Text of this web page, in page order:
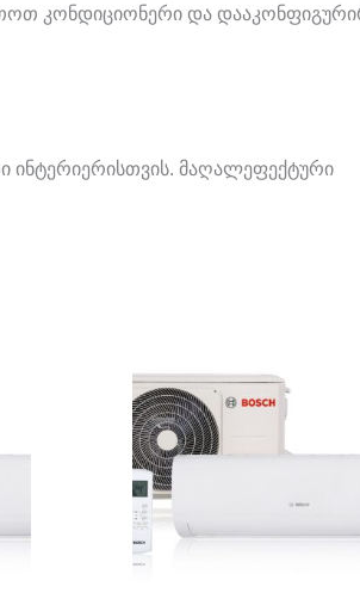
კონდიციონერი და
ინტერიერისთვის. მაღალეფექტური